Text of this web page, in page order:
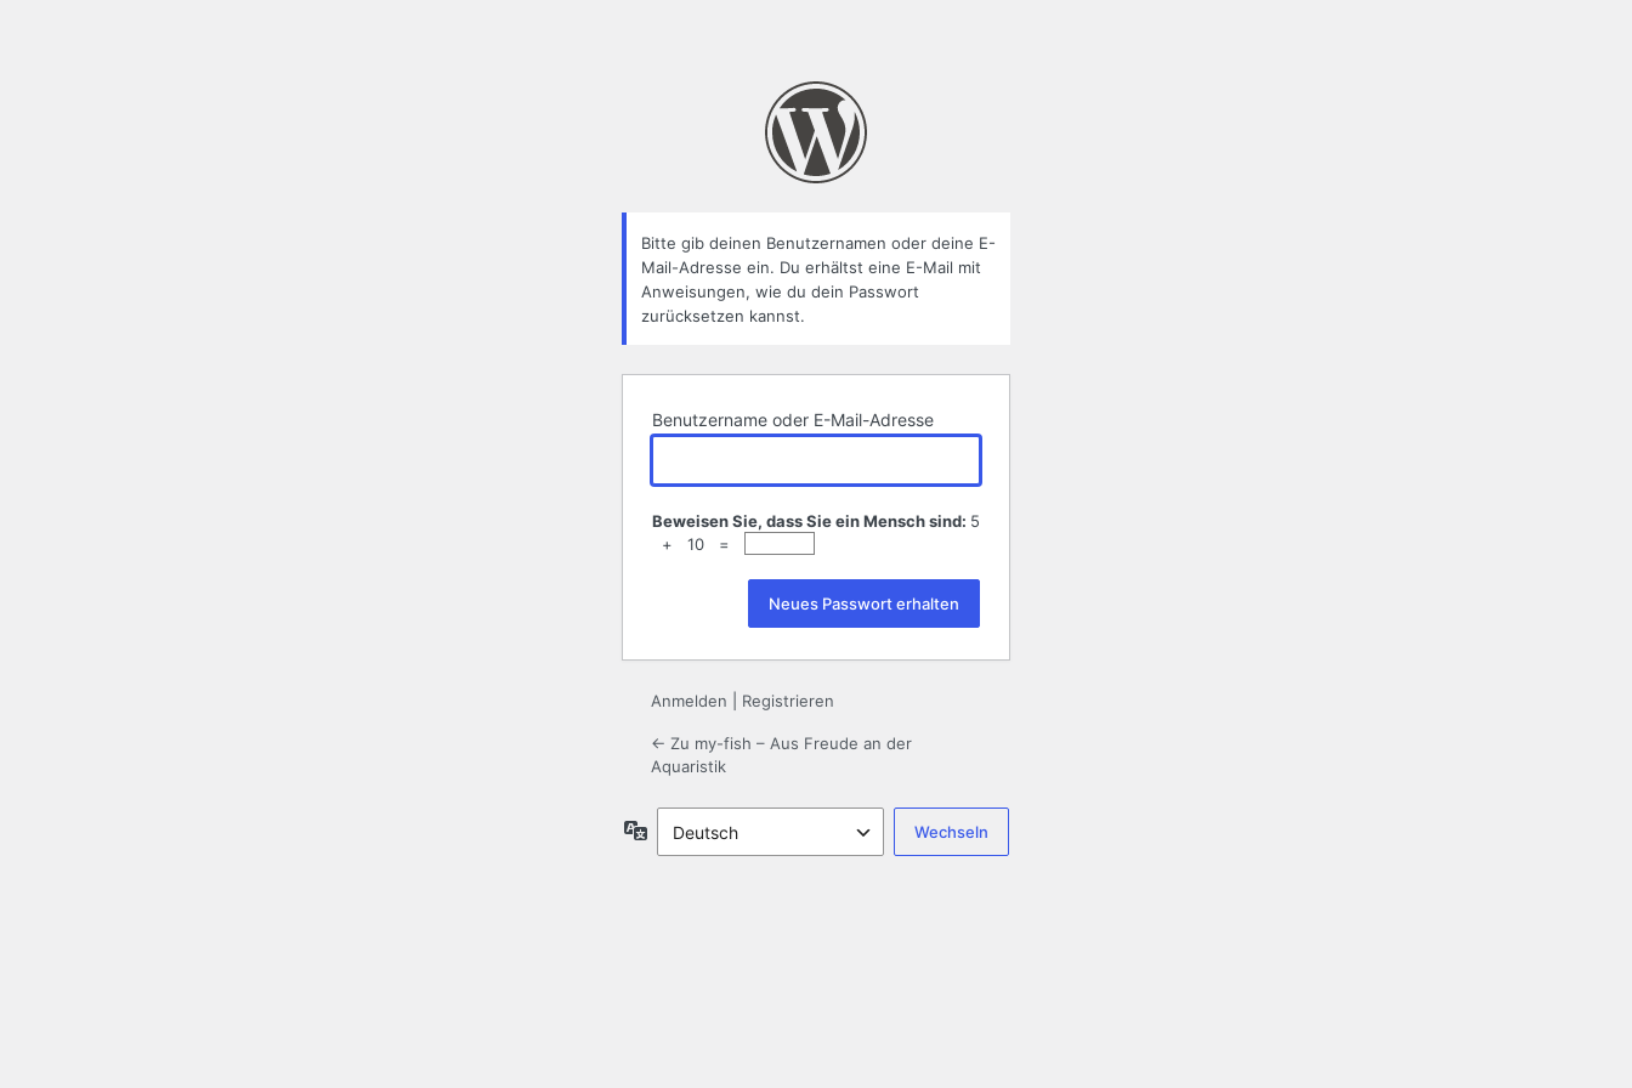
Bitte gib deinen Benutzernamen oder deine E-
Mail-Adresse ein. Du erhältst eine E-Mail mit
Anweisungen, wie du dein Passwort
zurücksetzen kannst.
Benutzername oder E-Mail-Adresse
Beweisen Sie, dass Sie ein Mensch sind: 5
+ 10 =
Anmelden Registrieren
← Zu my-fish – Aus Freude an der
Aquaristik
Sprache